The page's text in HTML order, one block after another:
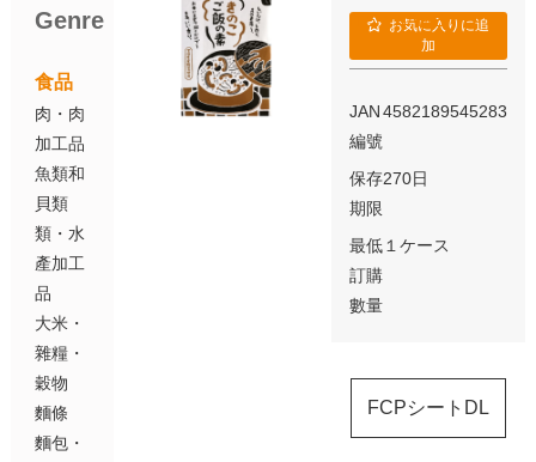
香菇的飯味素
お気に入りに追
加
ITEM NAME
JAN
編號
4582189545283
保存
期限
270日
最低
訂購
數量
１ケース
FCPシートDL
Genre
食品
肉・肉
加工品
魚類和
貝類
類・水
產加工
品
大米・
雜糧・
穀物
麵條
麵包・